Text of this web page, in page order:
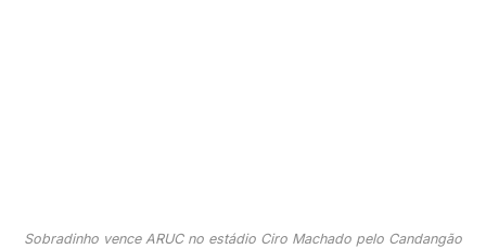
Sobradinho vence ARUC no estádio Ciro Machado pelo Candangão